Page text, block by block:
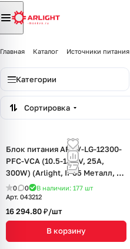
Главная Каталог Источники питания
Категории
Сортировка
Блок питания ARPV-LG-12300-
PFC-VCA (10.5-13.5V, 25A,
300W) (Arlight, IP65 Металл, 5
лет)
0 0 В наличии: 177 шт
Арт. 043212
16 294.80 ₽/шт
В корзину